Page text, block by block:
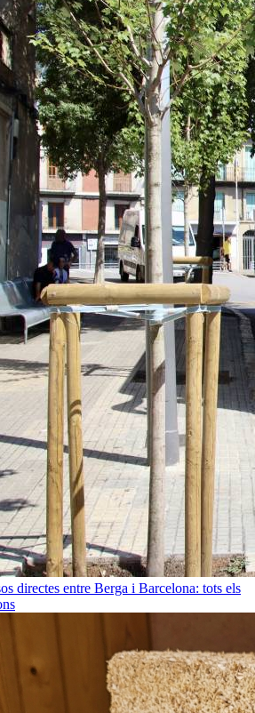
directes entre Berga i Barcelona: tots els